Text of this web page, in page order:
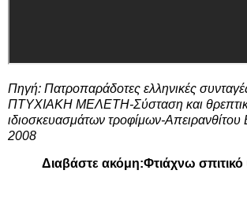
Πηγή: Πατροπαράδοτες ελληνικές
ΠΤΥΧΙΑΚΗ ΜΕΛΕΤΗ-Σύσταση και
ιδιοσκευασμάτων τροφίμων-
2008
Διαβάστε ακόμη:Φτιάχνω